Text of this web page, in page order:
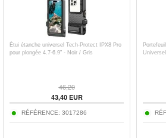
Étui étanche universel Tech-Protect IPX8 Pro
pour plongée 4.7-6.9" - Noir / Gris
46,20
43,40EUR
RÉFÉRENCE: 3017286